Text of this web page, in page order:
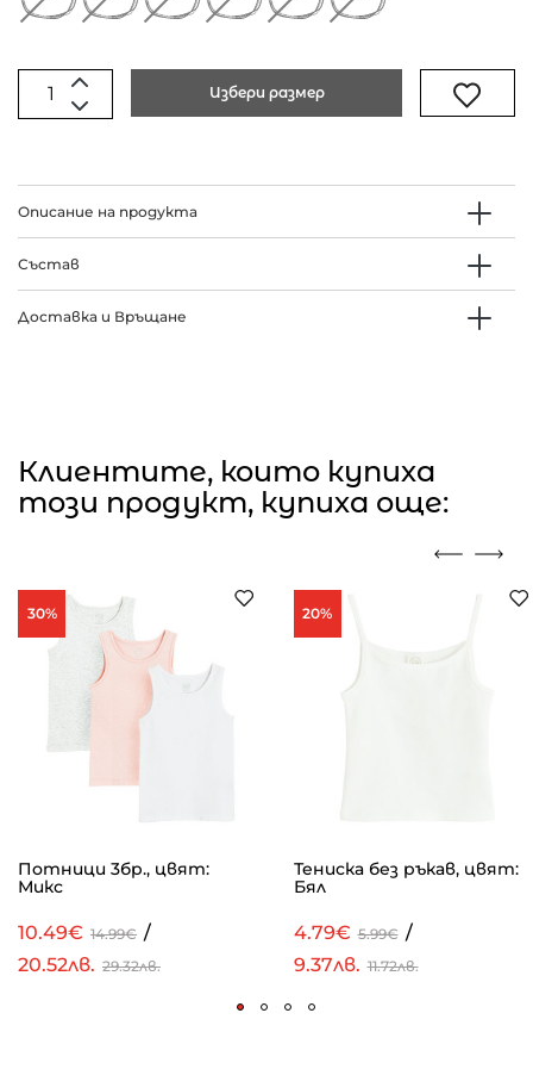
Избери размер
Описание на продукта
Състав
Доставка и Връщане
Клиентите, които купиха
този продукт, купиха още:
30%
Потници 3бр., цвят:
Микс
10.49€ 14.99€ /
20.52лв. 29.32лв.
20%
Тениска без ръкав, цвят:
Бял
4.79€ 5.99€ /
9.37лв. 11.72лв.